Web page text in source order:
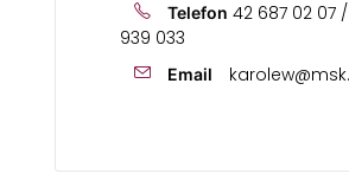
Telefon 42 687 02 07 /
939 033
Email